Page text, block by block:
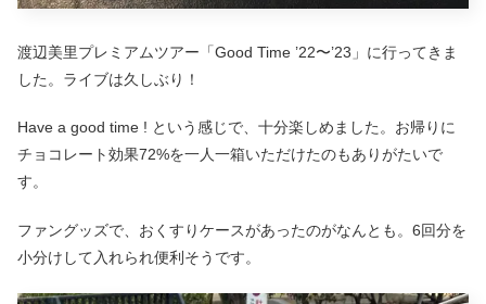
渡辺美里プレミアムツアー「Good Time ’22〜’23」に行ってきま
した。ライブは久しぶり！
Have a good time ! という感じで、十分楽しめました。お帰りに
チョコレート効果72%を一人一箱いただけたのもありがたいで
す。
ファングッズで、おくすりケースがあったのがなんとも。6回分を
小分けして入れられ便利そうです。